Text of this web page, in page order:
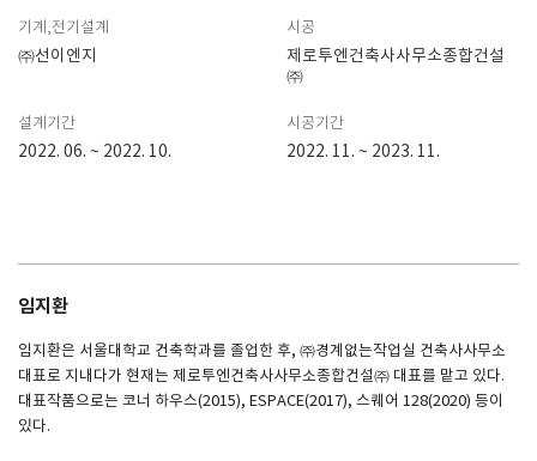
기계,전기설계
㈜선이엔지
시공
제로투엔건축사사무소종합건설
㈜
설계기간
2022. 06. ~ 2022. 10.
시공기간
2022. 11. ~ 2023. 11.
임지환
임지환은 서울대학교 건축학과를 졸업한 후, ㈜경계없는작업실 건축사사무소
대표로 지내다가 현재는 제로투엔건축사사무소종합건설㈜ 대표를 맡고 있다.
대표작품으로는 코너 하우스(2015), ESPACE(2017), 스퀘어 128(2020) 등이
있다.